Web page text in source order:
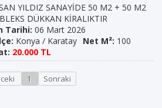
YILDIZ SANAYİDE 50 M2 + 50 M2
DÜKKAN KİRALIKTIR
Tarihi: 06 Mart 2026
Konya / Karatay Net M²: 100
20.000 TL
1 Sonraki